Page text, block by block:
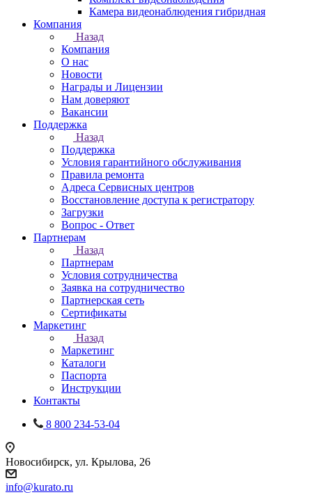
Камера видеонаблюдения гибридная
Компания
Назад
Компания
О нас
Новости
Награды и Лицензии
Нам доверяют
Вакансии
Поддержка
Назад
Поддержка
Условия гарантийного обслуживания
Правила ремонта
Адреса Сервисных центров
Восстановление доступа к регистратору
Загрузки
Вопрос - Ответ
Партнерам
Назад
Партнерам
Условия сотрудничества
Заявка на сотрудничество
Партнерская сеть
Сертификаты
Маркетинг
Назад
Маркетинг
Каталоги
Паспорта
Инструкции
Контакты
8 800 234-53-04
Новосибирск, ул. Крылова, 26
info@kurato.ru